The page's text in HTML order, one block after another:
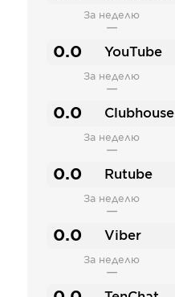
За неделю
—
0.0 YouTube
За неделю
—
0.0 Clubhouse
За неделю
—
0.0 Rutube
За неделю
—
0.0 Viber
За неделю
—